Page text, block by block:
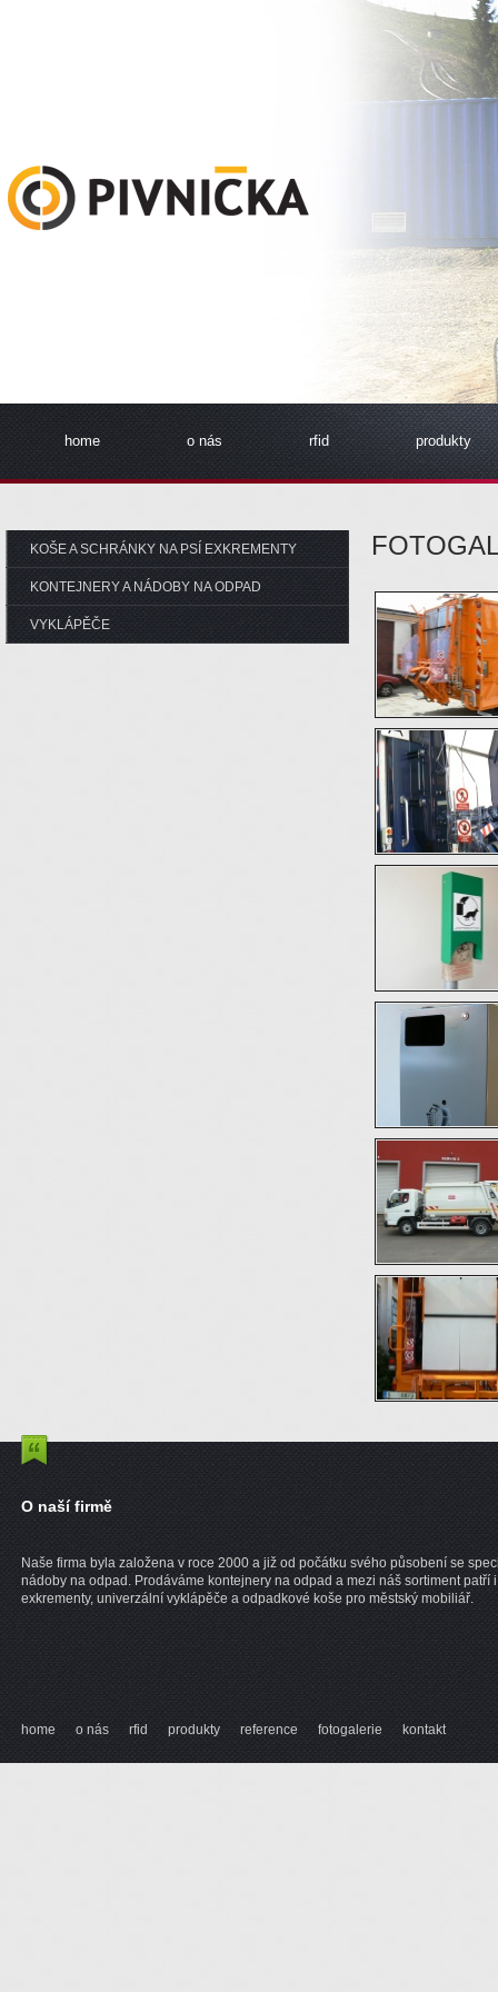
home o nás rfid produkty
KOŠE A SCHRÁNKY NA PSÍ EXKREMENTY
KONTEJNERY A NÁDOBY NA ODPAD
VYKLÁPĚČE
O naší firmě
Naše firma byla založena v roce 2000 a již od počátku svého působení se
nádoby na odpad. Prodáváme kontejnery na odpad a mezi náš sortiment patří
exkrementy, univerzální vyklápěče a odpadkové koše pro městský mobiliář.
home o nás rfid produkty reference fotogalerie kontakt